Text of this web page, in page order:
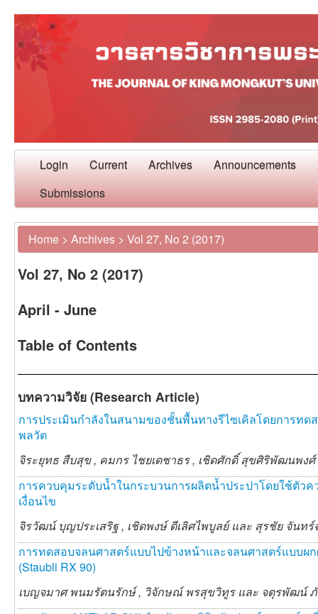
Login Current Archives Announcements
Submissions
Home > Archives > Vol 27, No 2 (2017)
Vol 27, No 2 (2017)
April - June
Table of Contents
บทความวิจัย (Research Article)
การประเมินกำลังในสนามของชั้นพื้นทางรีไซเคิลโดยการทด
พลวัต
จิระยุทธ สืบสุข , คมกร ไชยเดชาธร , เชิดศักดิ์ สุขศิริพัฒนพง
การควบคุมระดับนํ้าในกระบวนการผลิตนํ้าประปาโดยใช้ตัว
เงื่อนไข
จิรวัฒน์ บุญประเสริฐ , เชิดพงษ์ ดีเลิศไพบูลย์ และ สุรชัย จันทร์
การทดสอบจลนศาสตร์แบบไปข้างหน้าและจลนศาสตร์แบบ
(Staubli RX 90)
เบญจมาศ พนมรัตนรักษ์ , วิจักษณ์ พรสุขวิทูร และ จตุรพัฒน์